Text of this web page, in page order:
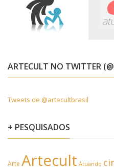
ARTECULT NO TWITTER
Tweets de @artecultbrasil
+ PESQUISADOS
Arte Artecult Atuando